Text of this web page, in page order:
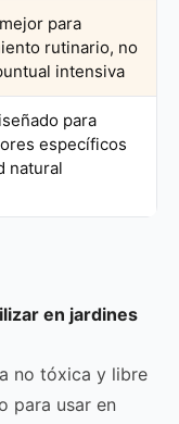
para
rutinario, no
intensiva
para
específicos
natural
en jardines
no tóxica y libre
para usar en